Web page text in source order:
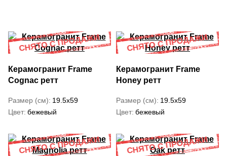
Керамогранит Frame
Cognac ретт
Размер (см) 19.5x59
Цвет бежевый
Керамогранит Frame
Honey ретт
Размер (см) 19.5x59
Цвет бежевый